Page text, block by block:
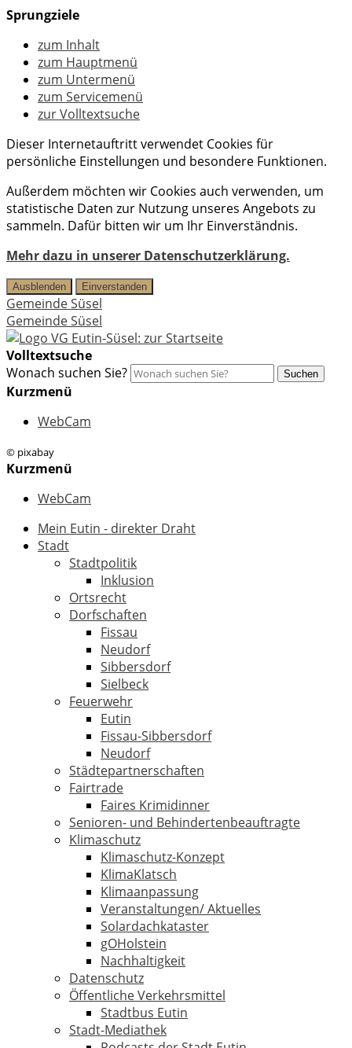
Sprungziele
zum Inhalt
zum Hauptmenü
zum Untermenü
zum Servicemenü
zur Volltextsuche
Dieser Internetauftritt verwendet Cookies für
persönliche Einstellungen und besondere Funktionen.
Außerdem möchten wir Cookies auch verwenden, um
statistische Daten zur Nutzung unseres Angebots zu
sammeln. Dafür bitten wir um Ihr Einverständnis.
Mehr dazu in unserer Datenschutzerklärung.
Ausblenden Einverstanden
Gemeinde Süsel
Gemeinde Süsel
Volltextsuche
Wonach suchen Sie?
Suchen
Kurzmenü
WebCam
© pixabay
Kurzmenü
WebCam
Mein Eutin - direkter Draht
Stadt
Stadtpolitik
Inklusion
Ortsrecht
Dorfschaften
Fissau
Neudorf
Sibbersdorf
Sielbeck
Feuerwehr
Eutin
Fissau-Sibbersdorf
Neudorf
Städtepartnerschaften
Fairtrade
Faires Krimidinner
Senioren- und Behindertenbeauftragte
Klimaschutz
Klimaschutz-Konzept
KlimaKlatsch
Klimaanpassung
Veranstaltungen/ Aktuelles
Solardachkataster
gOHolstein
Nachhaltigkeit
Datenschutz
Öffentliche Verkehrsmittel
Stadtbus Eutin
Stadt-Mediathek